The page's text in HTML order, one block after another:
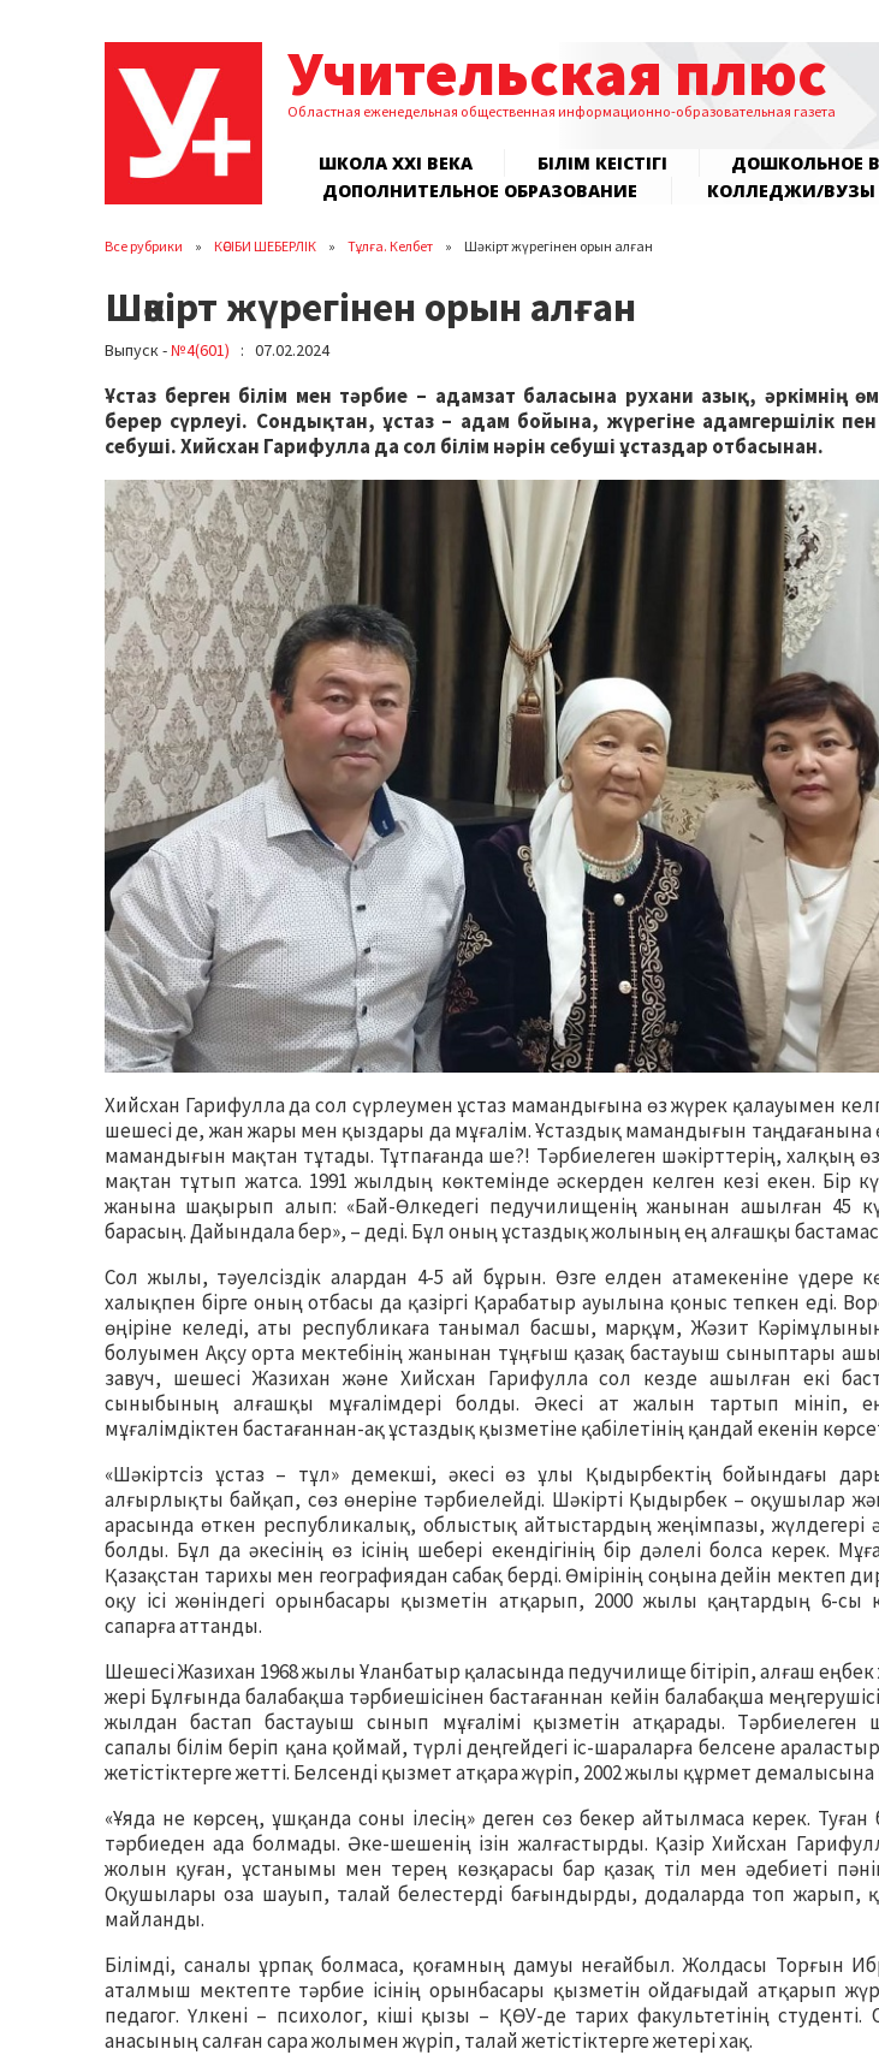
Учительская плюс
Областная еженедельная общественная информационно-образовательная газета
ШКОЛА XXI ВЕКА БІЛІМ КЕҢІСТІГІ ДОШКОЛЬНОЕ
ДОПОЛНИТЕЛЬНОЕ ОБРАЗОВАНИЕ
КОЛЛЕДЖИ/ВУЗЫ
Все рубрики КӘСІБИ ШЕБЕРЛІК Тұлға. Келбет Шәкірт жүрегінен орын алған
Шәкірт жүрегінен орын алған
Выпуск -№4(601) : 07.02.2024
Ұстаз берген білім мен тәрбие – адамзат баласына рухани азық, әркімнің
берер сүрлеуі. Сондықтан, ұстаз – адам бойына, жүрегіне адамгершілік пен
себуші. Хийсхан Гарифулла да сол білім нәрін себуші ұстаздар отбасынан.
Хийсхан Гарифулла да сол сүрлеумен ұстаз мамандығына өз жүрек қалауымен
шешесі де, жан жары мен қыздары да мұғалім. Ұстаздық мамандығын таңдағанына
мамандығын мақтан тұтады. Тұтпағанда ше?! Тәрбиелеген шәкірттерің, халқың
мақтан тұтып жатса. 1991 жылдың көктемінде әскерден келген кезі екен. Бір
жанына шақырып алып: «Бай-Өлкедегі педучилищенің жанынан ашылған 45
барасың. Дайындала бер», – деді. Бұл оның ұстаздық жолының ең алғашқы
Сол жылы, тәуелсіздік алардан 4-5 ай бұрын. Өзге елден атамекеніне үдере
халықпен бірге оның отбасы да қазіргі Қарабатыр ауылына қоныс тепкен еді.
өңіріне келеді, аты республикаға танымал басшы, марқұм, Жәзит
болуымен Ақсу орта мектебінің жанынан тұңғыш қазақ бастауыш сыныптары
завуч, шешесі Жазихан және Хийсхан Гарифулла сол кезде ашылған екі
сыныбының алғашқы мұғалімдері болды. Әкесі ат жалын тартып мініп,
мұғалімдіктен бастағаннан-ақ ұстаздық қызметіне қабілетінің қандай екенін
«Шәкіртсіз ұстаз – тұл» демекші, әкесі өз ұлы Қыдырбектің бойындағы
алғырлықты байқап, сөз өнеріне тәрбиелейді. Шәкірті Қыдырбек – оқушылар
арасында өткен республикалық, облыстық айтыстардың жеңімпазы, жүлдегері
болды. Бұл да әкесінің өз ісінің шебері екендігінің бір дәлелі болса керек.
Қазақстан тарихы мен географиядан сабақ берді. Өмірінің соңына дейін мектеп
оқу ісі жөніндегі орынбасары қызметін атқарып, 2000 жылы қаңтардың 6-сы
сапарға аттанды.
Шешесі Жазихан 1968 жылы Ұланбатыр қаласында педучилище бітіріп, алғаш
жері Бұлғында балабақша тәрбиешісінен бастағаннан кейін балабақша
жылдан бастап бастауыш сынып мұғалімі қызметін атқарады. Тәрбиелеген
сапалы білім беріп қана қоймай, түрлі деңгейдегі іс-шараларға белсене
жетістіктерге жетті. Белсенді қызмет атқара жүріп, 2002 жылы құрмет
«Ұяда не көрсең, ұшқанда соны ілесің» деген сөз бекер айтылмаса керек.
тәрбиеден ада болмады. Әке-шешенің ізін жалғастырды. Қазір Хийсхан
жолын қуған, ұстанымы мен терең көзқарасы бар қазақ тіл мен әдебиеті
Оқушылары оза шауып, талай белестерді бағындырды, додаларда топ жарып,
майланды.
Білімді, саналы ұрпақ болмаса, қоғамның дамуы неғайбыл. Жолдасы Торғын
аталмыш мектепте тәрбие ісінің орынбасары қызметін ойдағыдай атқарып
педагог. Үлкені – психолог, кіші қызы – ҚӨУ-де тарих факультетінің студенті.
анасының салған сара жолымен жүріп, талай жетістіктерге жетері хақ.